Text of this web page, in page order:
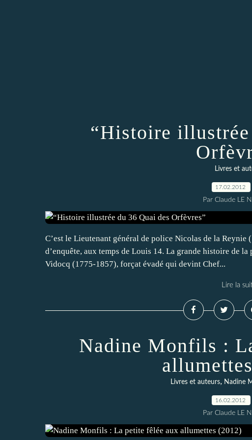
“Histoire
Livres et
17.02.2012
Par Claude LE
C’est le Lieutenant général de police Nicolas de la
d’enquête, aux temps de Louis 14. La grande histoire de
Vidocq (1775-1857), forçat évadé qui devint Chef...
Lire la
Nadine Monfils :
Livres et auteurs, Nadine
16.02.2012
Par Claude LE